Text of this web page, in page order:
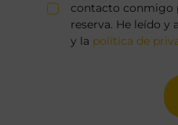
contacto conmigo
reserva. He leído y
y la política de